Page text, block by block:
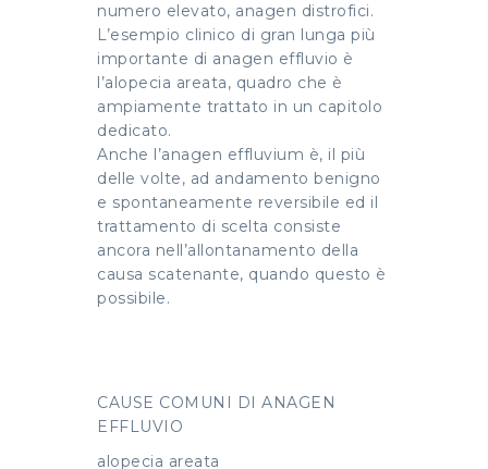
numero elevato, anagen distrofici.
L’esempio clinico di gran lunga più
importante di anagen effluvio è
l’alopecia areata, quadro che è
ampiamente trattato in un capitolo
dedicato.
Anche l’anagen effluvium è, il più
delle volte, ad andamento benigno
e spontaneamente reversibile ed il
trattamento di scelta consiste
ancora nell’allontanamento della
causa scatenante, quando questo è
possibile.
CAUSE COMUNI DI ANAGEN
EFFLUVIO
alopecia areata